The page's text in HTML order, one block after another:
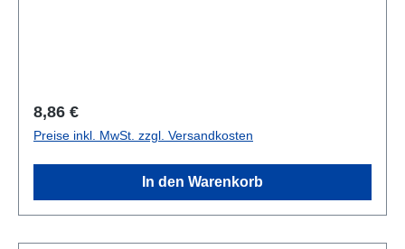
Regulärer Preis:
8,86 €
Preise inkl. MwSt. zzgl. Versandkosten
In den Warenkorb